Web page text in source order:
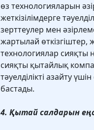
өз технологияларын
жеткізілімдерге
зерттеулер мен
жартылай өткізгіштер,
технологиялар сияқты
сияқты қытайлық
тәуелділікті азайту
бастады.
4. Қытай салдарын